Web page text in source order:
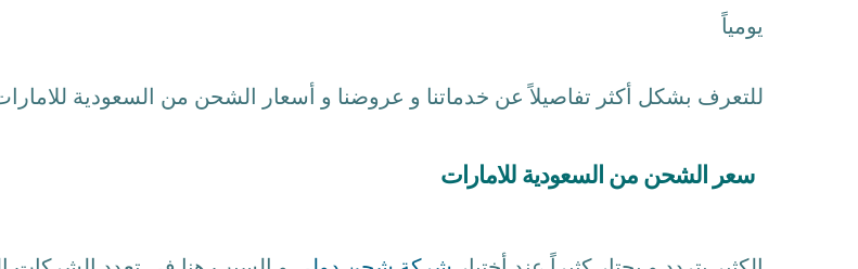
يومياً
للتعرف بشكل أكثر تفاصيلاً عن خدماتنا و عروضنا و أسعار الشحن من السعودية للامارات اتصل
سعر الشحن من السعودية للامارات